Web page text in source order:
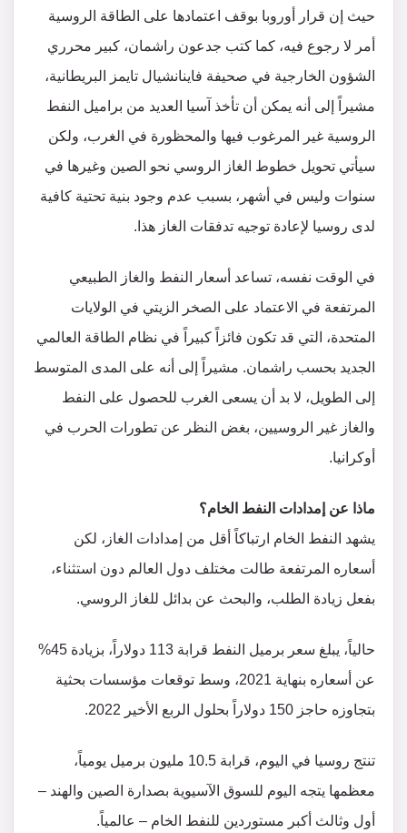
حيث إن قرار أوروبا بوقف اعتمادها على الطاقة الروسية
أمر لا رجوع فيه، كما كتب جدعون راشمان، كبير محرري
الشؤون الخارجية في صحيفة فاينانشيال تايمز البريطانية،
مشيراً إلى أنه يمكن أن تأخذ آسيا العديد من براميل النفط
الروسية غير المرغوب فيها والمحظورة في الغرب، ولكن
سيأتي تحويل خطوط الغاز الروسي نحو الصين وغيرها في
سنوات وليس في أشهر، بسبب عدم وجود بنية تحتية كافية
لدى روسيا لإعادة توجيه تدفقات الغاز هذا.
في الوقت نفسه، تساعد أسعار النفط والغاز الطبيعي
المرتفعة في الاعتماد على الصخر الزيتي في الولايات
المتحدة، التي قد تكون فائزاً كبيراً في نظام الطاقة العالمي
الجديد بحسب راشمان. مشيراً إلى أنه على المدى المتوسط
​​إلى الطويل، لا بد أن يسعى الغرب للحصول على النفط
والغاز غير الروسيين، بغض النظر عن تطورات الحرب في
أوكرانيا.
ماذا عن إمدادات النفط الخام؟
يشهد النفط الخام ارتباكاً أقل من إمدادات الغاز، لكن
أسعاره المرتفعة طالت مختلف دول العالم دون استثناء،
بفعل زيادة الطلب، والبحث عن بدائل للغاز الروسي.
حالياً، يبلغ سعر برميل النفط قرابة 113 دولاراً، بزيادة 45%
عن أسعاره بنهاية 2021، وسط توقعات مؤسسات بحثية
بتجاوزه حاجز 150 دولاراً بحلول الربع الأخير 2022.
تنتج روسيا في اليوم، قرابة 10.5 مليون برميل يومياً،
معظمها يتجه اليوم للسوق الآسيوية بصدارة الصين والهند –
أول وثالث أكبر مستوردين للنفط الخام – عالمياً.